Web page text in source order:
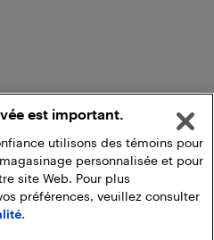
au panier
est important.
utilisons des témoins pour
personnalisée et pour
site Web. Pour plus
préférences, veuillez consulter